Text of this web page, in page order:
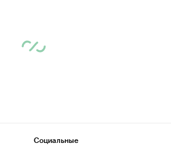
Социальные